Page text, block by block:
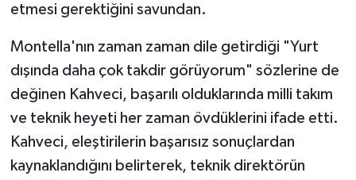
etmesi gerektiğini savundan.
Montella'nın zaman zaman dile getirdiği "Yurt
dışında daha çok takdir görüyorum" sözlerine de
değinen Kahveci, başarılı olduklarında milli takım
ve teknik heyeti her zaman övdüklerini ifade etti.
Kahveci, eleştirilerin başarısız sonuçlardan
kaynaklandığını belirterek, teknik direktörün